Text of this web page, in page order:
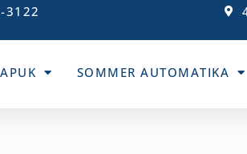
3122
SOMMER AUTOMATIKA